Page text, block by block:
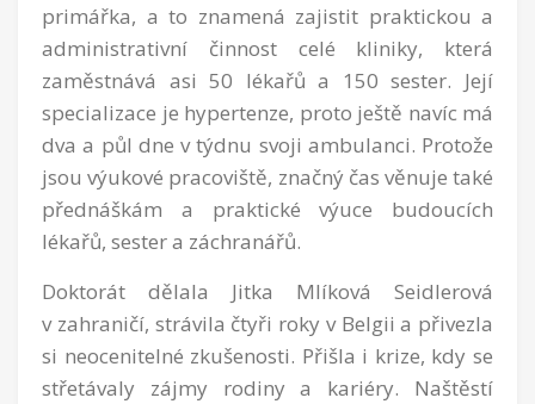
primářka, a to znamená zajistit praktickou a
administrativní činnost celé kliniky, která
zaměstnává asi 50 lékařů a 150 sester. Její
specializace je hypertenze, proto ještě navíc má
dva a půl dne v týdnu svoji ambulanci. Protože
jsou výukové pracoviště, značný čas věnuje také
přednáškám a praktické výuce budoucích
lékařů, sester a záchranářů.
Doktorát dělala Jitka Mlíková Seidlerová
v zahraničí, strávila čtyři roky v Belgii a přivezla
si neocenitelné zkušenosti. Přišla i krize, kdy se
střetávaly zájmy rodiny a kariéry. Naštěstí